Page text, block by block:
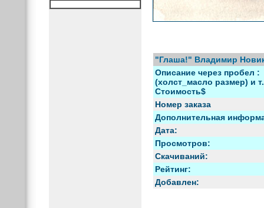
"Глаша!" Владимир
Описание через пробел :
(холст_масло размер) и
Стоимость$
Номер заказа
Дополнительная
Дата:
Просмотров:
Скачиваний:
Рейтинг:
Добавлен: